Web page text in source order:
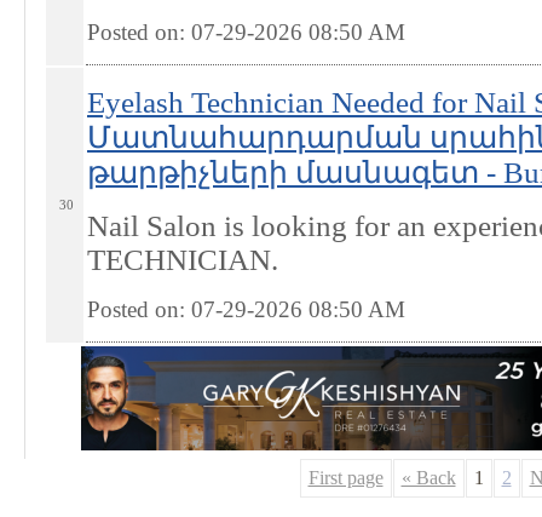
Posted on: 07-29-2026 08:50 AM
30
Eyelash Technician Needed for Nail
Մատնահարդարման
թարթիչների մասնագետ -
Nail Salon is looking for an
TECHNICIAN.
Posted on: 07-29-2026 08:50 AM
First page « Back 1 2